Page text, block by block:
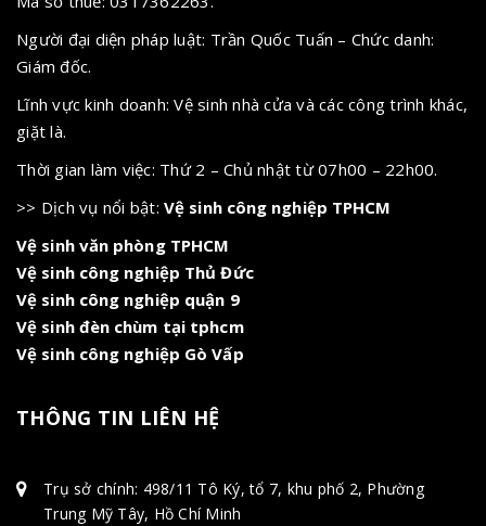
Người đại diện pháp luật: Trần Quốc Tuấn – Chức danh:
Giám đốc.
Lĩnh vực kinh doanh: Vệ sinh nhà cửa và các công trình khác,
giặt là.
Thời gian làm việc: Thứ 2 – Chủ nhật từ 07h00 – 22h00.
>> Dịch vụ nổi bật: Vệ sinh công nghiệp TPHCM
Vệ sinh văn phòng TPHCM
Vệ sinh công nghiệp Thủ Đức
Vệ sinh công nghiệp quận 9
Vệ sinh đèn chùm tại tphcm
Vệ sinh công nghiệp Gò Vấp
THÔNG TIN LIÊN HỆ
Trụ sở chính: 498/11 Tô Ký, tổ 7, khu phố 2, Phường
Trung Mỹ Tây, Hồ Chí Minh